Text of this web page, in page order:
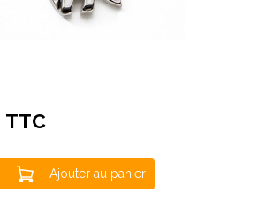
TTC
Ajouter au panier